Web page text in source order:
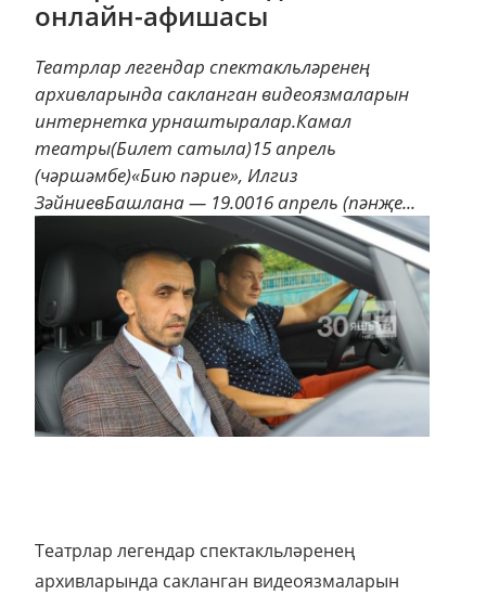
онлайн-афишасы
Театрлар легендар спектакльләренең
архивларында сакланган видеоязмаларын
интернетка урнаштыралар.Камал
театры(Билет сатыла)15 апрель
(чәршәмбе)«Бию пәрие», Илгиз
ЗәйниевБашлана — 19.0016 апрель (пәнҗе...
Театрлар легендар спектакльләренең
архивларында сакланган видеоязмаларын